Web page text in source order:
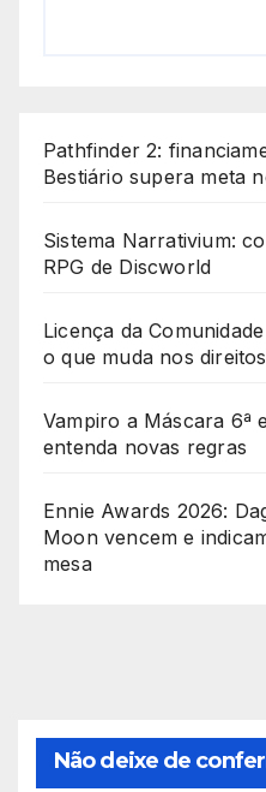
Pathfinder 2:
Bestiário supera meta
Sistema Narrativium:
RPG de Discworld
Licença da
o que muda nos
Vampiro a Máscara 6ª
entenda novas regras
Ennie Awards 2026:
Moon vencem e
mesa
Não deixe de